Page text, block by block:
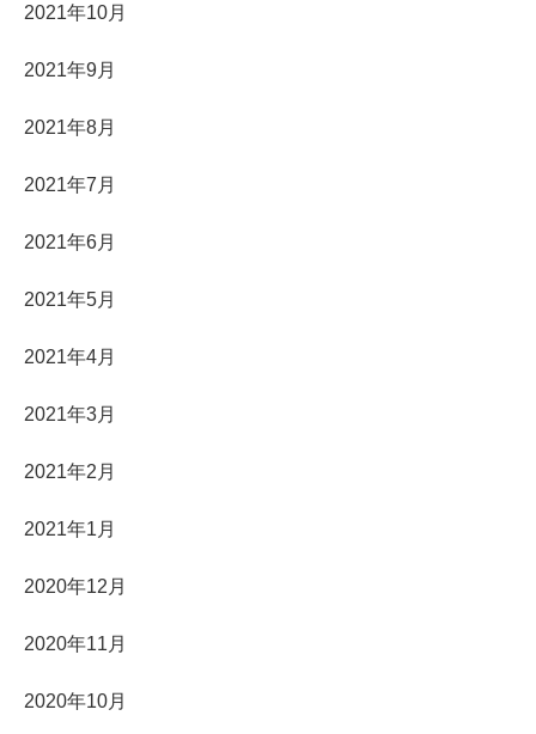
2021年10月
2021年9月
2021年8月
2021年7月
2021年6月
2021年5月
2021年4月
2021年3月
2021年2月
2021年1月
2020年12月
2020年11月
2020年10月